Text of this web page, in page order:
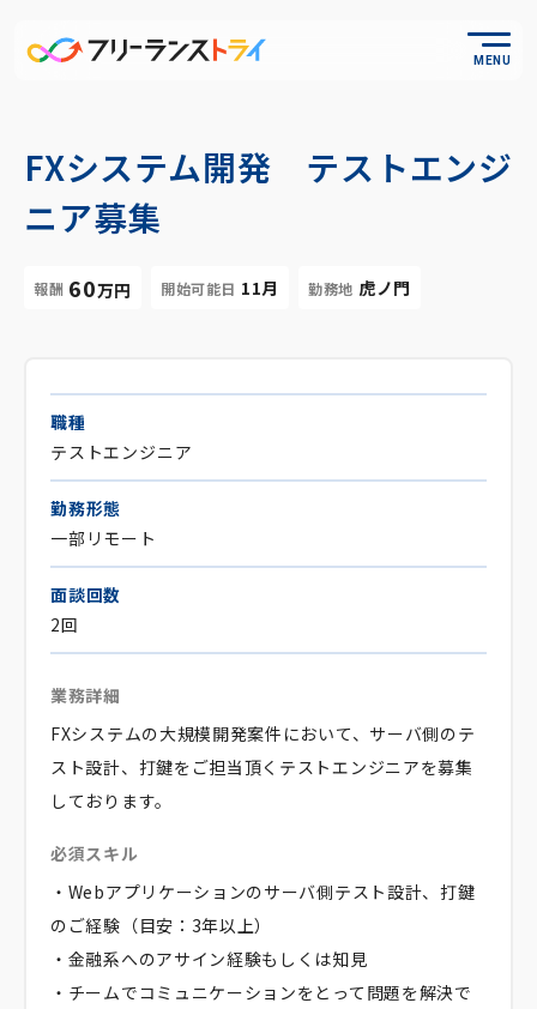
MENU
FXシステム開発 テストエンジ
ニア募集
報酬 60万円 開始可能日 11月 勤務地 虎ノ門
職種
テストエンジニア
勤務形態
一部リモート
面談回数
2回
業務詳細
FXシステムの大規模開発案件において、サーバ側のテ
スト設計、打鍵をご担当頂くテストエンジニアを募集
しております。
必須スキル
・Webアプリケーションのサーバ側テスト設計、打鍵
のご経験（目安：3年以上）
・金融系へのアサイン経験もしくは知見
・チームでコミュニケーションをとって問題を解決で